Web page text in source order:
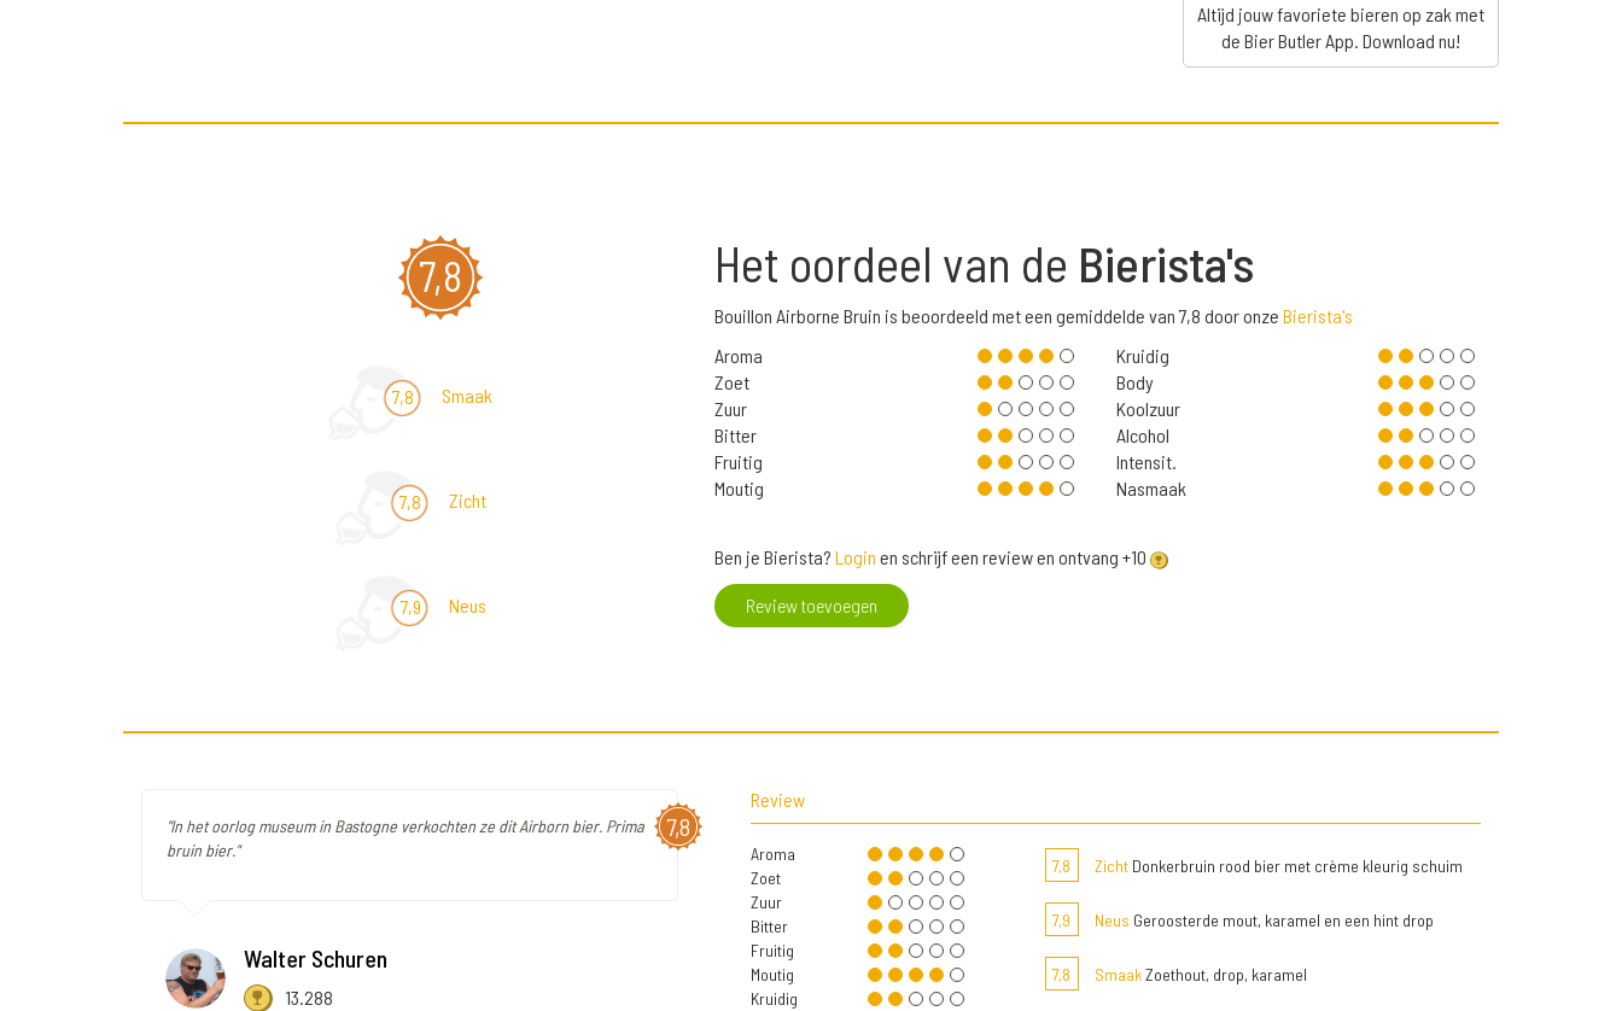
Altijd jouw favoriete bieren op zak met
de Bier Butler App. Download nu!
7,8
7,8 Smaak
7,8 Zicht
7,9 Neus
Het oordeel van de Bierista's
Bouillon Airborne Bruin is beoordeeld met een gemiddelde van 7,8 door onze Bierista's
Aroma
Zoet
Zuur
Bitter
Fruitig
Moutig
Kruidig
Body
Koolzuur
Alcohol
Intensit.
Nasmaak
Ben je Bierista? Login en schrijf een review en ontvang +10
Review toevoegen
7,8
"In het oorlog museum in Bastogne verkochten ze dit Airborn bier. Prima
bruin bier."
Walter Schuren
13.288
Review
Aroma
Zoet
Zuur
Bitter
Fruitig
Moutig
Kruidig
7,8 ZichtDonkerbruin rood bier met crème kleurig schuim
7,9 Neus Geroosterde mout, karamel en een hint drop
7,8 SmaakZoethout, drop, karamel